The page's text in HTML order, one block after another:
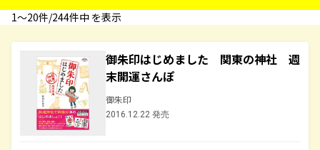
1〜20件/244件中 を表示
御朱印はじめました 関東の神社 週
末開運さんぽ
御朱印
2016.12.22 発売